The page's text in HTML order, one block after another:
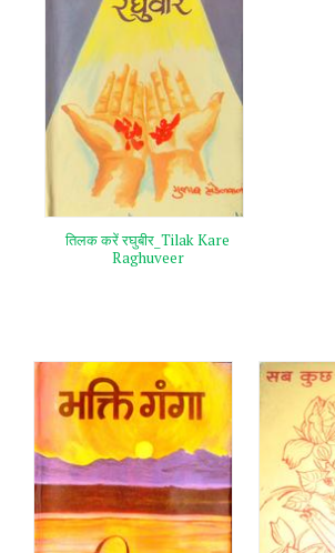
तिलक करें रघुबीर_Tilak Kare
Raghuveer